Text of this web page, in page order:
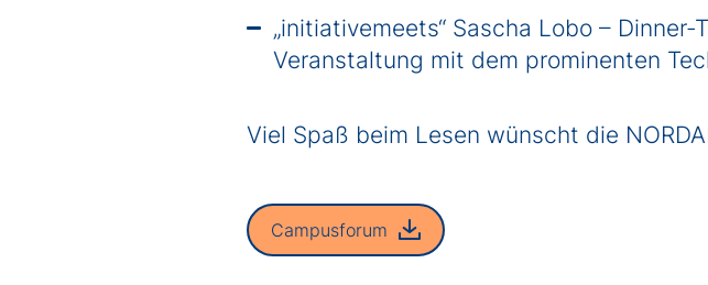
„initiativemeets“ Sascha Lobo – Dinner-
Veranstaltung mit dem prominenten
Viel Spaß beim Lesen wünscht die
Campusforum